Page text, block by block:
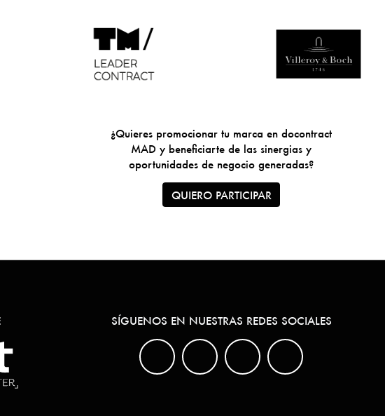
¿Quieres promocionar tu marca en docontract
MAD y beneficiarte de las sinergias y
oportunidades de negocio generadas?
QUIERO PARTICIPAR
SÍGUENOS EN NUESTRAS REDES SOCIALES